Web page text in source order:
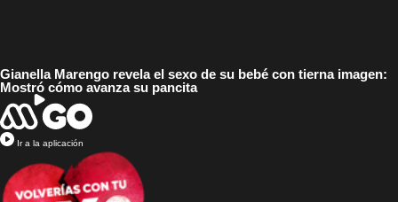
Gianella Marengo revela el sexo de su bebé con tierna imagen:
Mostró cómo avanza su pancita
Ir a la aplicación